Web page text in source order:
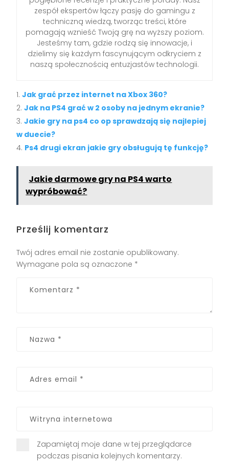
zespół ekspertów łączy pasję do gamingu z
techniczną wiedzą, tworząc treści, które
pomagają wznieść Twoją grę na wyższy poziom.
Jesteśmy tam, gdzie rodzą się innowacje, i
dzielimy się każdym fascynującym odkryciem z
naszą społecznością entuzjastów technologii.
Jak grać przez internet na Xbox 360?
Jak na PS4 grać w 2 osoby na jednym ekranie?
Jakie gry na ps4 co op sprawdzają się najlepiej
w duecie?
Ps4 drugi ekran jakie gry obsługują tę funkcję?
Jakie darmowe gry na PS4 warto
wypróbować?
Prześlij komentarz
Twój adres email nie zostanie opublikowany.
Wymagane pola są oznaczone *
Zapamiętaj moje dane w tej przeglądarce
podczas pisania kolejnych komentarzy.